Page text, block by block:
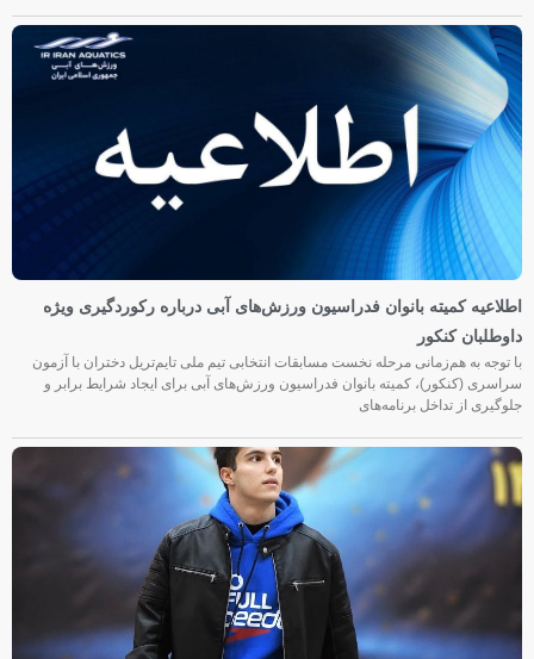
اطلاعیه کمیته بانوان فدراسیون ورزش‌های آبی درباره رکوردگیری ویژه
داوطلبان کنکور
با توجه به هم‌زمانی مرحله نخست مسابقات انتخابی تیم ملی تایم‌تریل دختران با آزمون
سراسری (کنکور)، کمیته بانوان فدراسیون ورزش‌های آبی برای ایجاد شرایط برابر و
جلوگیری از تداخل برنامه‌های